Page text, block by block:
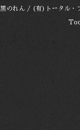
黒のれん / (有)トータル・